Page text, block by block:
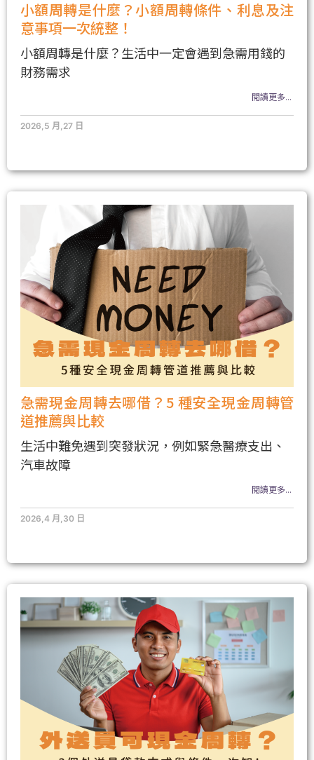
小額周轉是什麼？小額周轉條件、利息及注
意事項一次統整！
小額周轉是什麼？生活中一定會遇到急需用錢的
財務需求
閱讀更多...
2026,5 月,27 日
急需現金周轉去哪借？5 種安全現金周轉管
道推薦與比較
生活中難免遇到突發狀況，例如緊急醫療支出、
汽車故障
閱讀更多...
2026,4 月,30 日